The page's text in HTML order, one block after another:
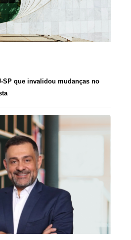
SP que invalidou mudanças no